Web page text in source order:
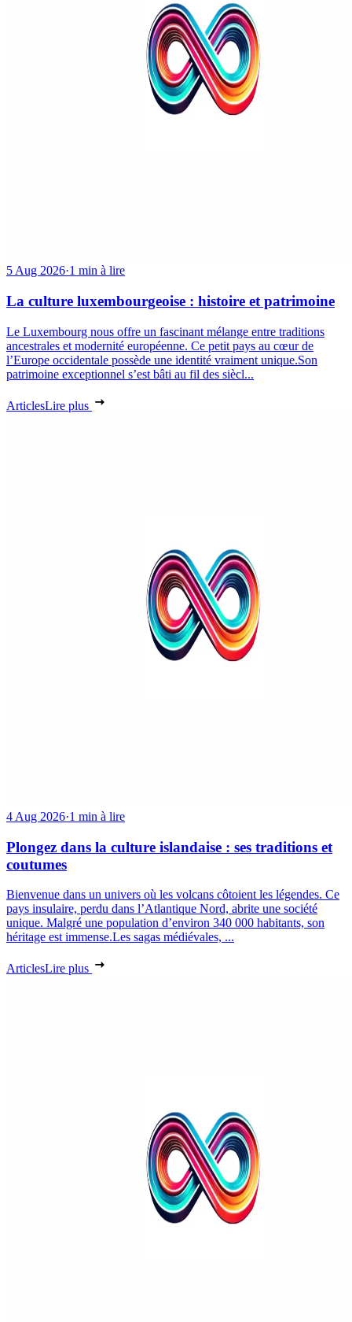
5 Aug 2026·1 min à lire
La culture luxembourgeoise : histoire et patrimoine
Le Luxembourg nous offre un fascinant mélange entre traditions
ancestrales et modernité européenne. Ce petit pays au cœur de
l’Europe occidentale possède une identité vraiment unique.Son
patrimoine exceptionnel s’est bâti au fil des siècl...
ArticlesLire plus
4 Aug 2026·1 min à lire
Plongez dans la culture islandaise : ses traditions et
coutumes
Bienvenue dans un univers où les volcans côtoient les légendes. Ce
pays insulaire, perdu dans l’Atlantique Nord, abrite une société
unique. Malgré une population d’environ 340 000 habitants, son
héritage est immense.Les sagas médiévales, ...
ArticlesLire plus